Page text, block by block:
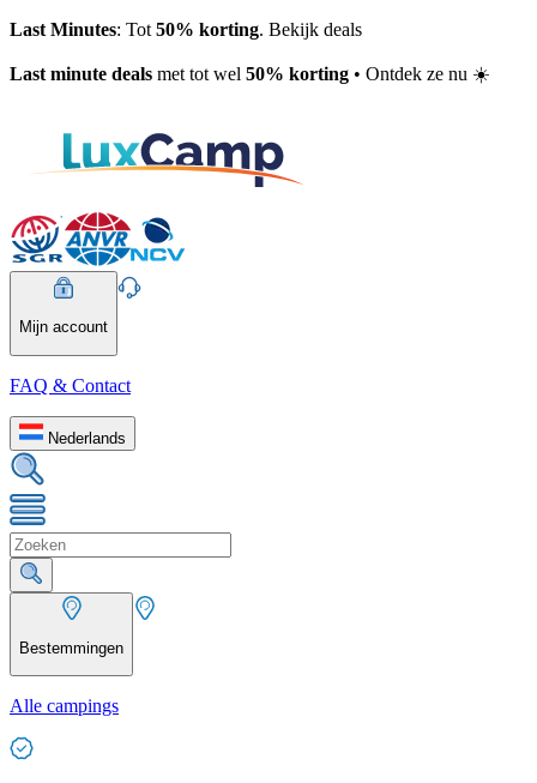
Last Minutes: Tot 50% korting. Bekijk deals
Last minute deals met tot wel 50% korting • Ontdek ze nu ☀️
Mijn account
FAQ & Contact
Nederlands
Bestemmingen
Alle campings